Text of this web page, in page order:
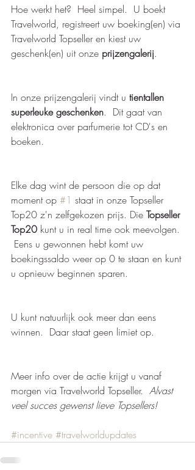
Hoe werkt het?  Heel simpel.  U boekt
Travelworld, registreert uw boeking(en) via
Travelworld Topseller en kiest uw
geschenk(en) uit onze prijzengalerij.
In onze prijzengalerij vindt u tientallen
superleuke geschenken.  Dit gaat van
elektronica over parfumerie tot CD's en
boeken.
Elke dag wint de persoon die op dat
moment op #1 staat in onze Topseller
Top20 z'n zelfgekozen prijs. Die Topseller
Top20 kunt u in real time ook meevolgen.
Eens u gewonnen hebt komt uw
boekingssaldo weer op 0 te staan en kunt
u opnieuw beginnen sparen.
U kunt natuurlijk ook meer dan eens
winnen.  Daar staat geen limiet op.
Meer info over de actie krijgt u vanaf
morgen via Travelworld Topseller. Alvast
veel succes gewenst lieve Topsellers!
#incentive #travelworldupdates